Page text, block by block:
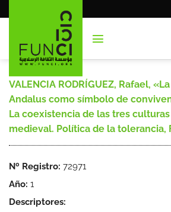
al
VALENCIA RODRÍGUEZ, Rafael,
Andalus como símbolo de
La coexistencia de las tres
medieval. Política de la tolerancia,
Nº Registro: 72971
Año: 1
Descriptores: